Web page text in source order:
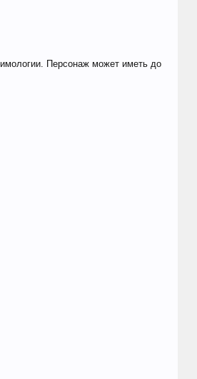
Персонаж может иметь до